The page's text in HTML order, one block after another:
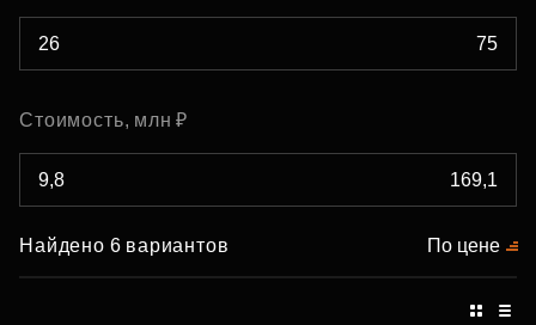
Стоимость, млн ₽
Найдено 6 вариантов По цене